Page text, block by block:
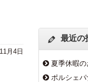
月4日
最近の
夏季休暇
ポルシェ